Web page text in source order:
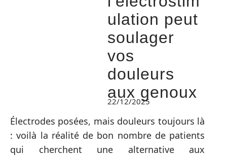
ulation peut
soulager
vos
douleurs
aux genoux
22/12/2025
Électrodes posées, mais douleurs toujours là
: voilà la réalité de bon nombre de patients
qui cherchent une alternative aux